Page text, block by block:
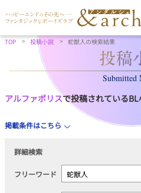
TOP 投稿小説 蛇獣人の検索結果
Submitted
アルファポリスで投稿されているBL
掲載条件はこちら
詳細検索
フリーワード